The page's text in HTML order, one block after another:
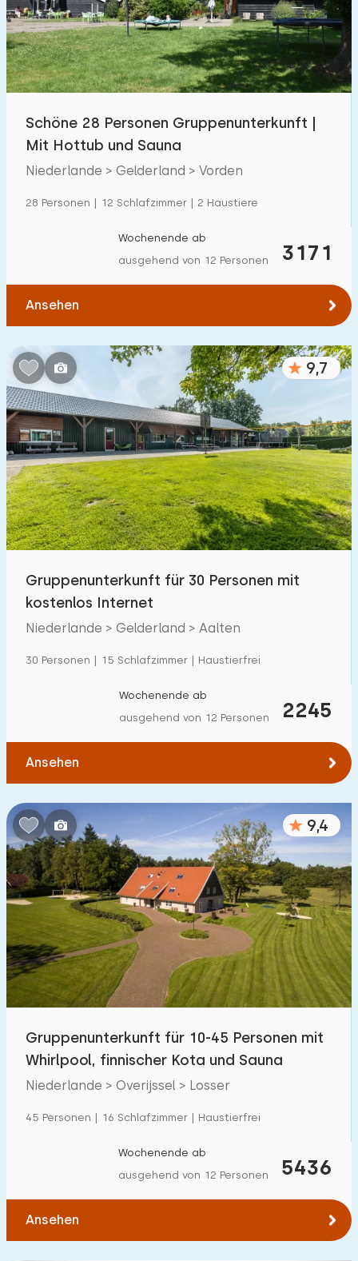
Schwimmbad 14
Eingezäunter Garten 8
Haustierfrei 13
Ladestation Auto
€ 0 — € 4000+
Schlafzimmern:
1 2 3 4 5
Badezimmer:
1 2 3 4 5
Entfernungen
Zum Meer(max. km):
Zum Wald(max. km):
5 10
1 2
Zu öffentlichen Verkehrsmitteln(max. km)
0,2 0,5 1 2 5
Unterkunft
Nicht im Ferienpark 12
Im Ferienpark 18
Einfamilienhaus
Ferienbauernhof
Villa
Kinderfreundlich
Schöne 28 Personen Gruppenunterkunft |
Mit Hottub und Sauna
Niederlande > Gelderland > Vorden
28 Personen | 12 Schlafzimmer | 2 Haustiere
3171
Wochenende ab
ausgehend von 12 Personen
Ansehen
9,7
Gruppenunterkunft für 30 Personen mit
kostenlos Internet
Niederlande > Gelderland > Aalten
30 Personen | 15 Schlafzimmer | Haustierfrei
2245
Wochenende ab
ausgehend von 12 Personen
Ansehen
9,4
Gruppenunterkunft für 10-45 Personen mit
Whirlpool, finnischer Kota und Sauna
Niederlande > Overijssel > Losser
45 Personen | 16 Schlafzimmer | Haustierfrei
5436
Wochenende ab
ausgehend von 12 Personen
Ansehen